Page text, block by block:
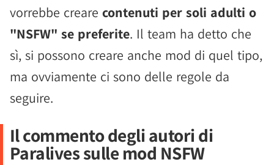
vorrebbe creare contenuti per soli adulti o
"NSFW" se preferite. Il team ha detto che
sì, si possono creare anche mod di quel tipo,
ma ovviamente ci sono delle regole da
seguire.
Il commento degli autori di
Paralives sulle mod NSFW